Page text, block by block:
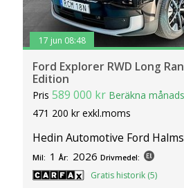
17 jun 08:48
Ford Explorer RWD Long
Edition
Pris589 000 kr Beräkna
471 200 kr exkl.moms
Hedin Automotive Ford
Mil: 1 År: 2026 Drivmedel:
Gratis historik (5)